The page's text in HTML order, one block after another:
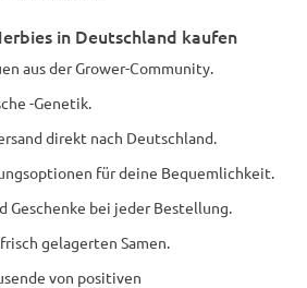
in Deutschland kaufen
aus der Grower-Community.
-Genetik.
direkt nach Deutschland.
für deine Bequemlichkeit.
Geschenke bei jeder Bestellung.
gelagerten Samen.
von positiven